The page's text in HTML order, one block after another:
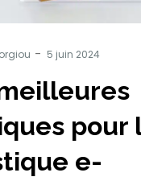
pour
e-